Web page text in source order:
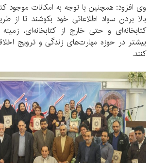
وی افزود: همچنین با توجه به امکانات موجود
بالا بردن سواد اطلاعاتی خود بکوشند تا از
کتابخانه‌ای و حتی خارج از کتابخانه‌ای،
بیشتر در حوزه مهارت‌های زندگی و ترویج
کنند.